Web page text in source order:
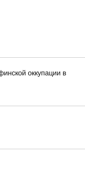
оккупации в